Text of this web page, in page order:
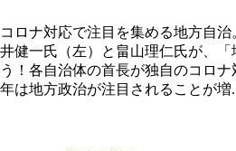
た」という
コロナ対応で注目を集める地方自
井健一氏（左）と畠山理仁氏が、
う！各自治体の首長が独自のコロ
年は地方政治が注目されることが増